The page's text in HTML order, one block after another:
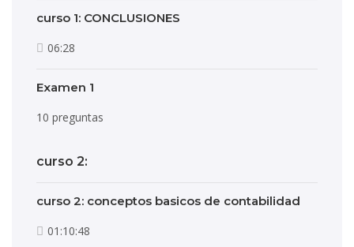
curso 1: CONCLUSIONES
06:28
Examen 1
10 preguntas
curso 2:
curso 2: conceptos basicos de contabilidad
01:10:48